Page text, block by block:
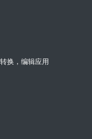
换，编辑应用